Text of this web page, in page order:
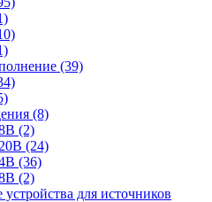
(39)
(8)
(2)
(24)
(36)
(2)
для источников